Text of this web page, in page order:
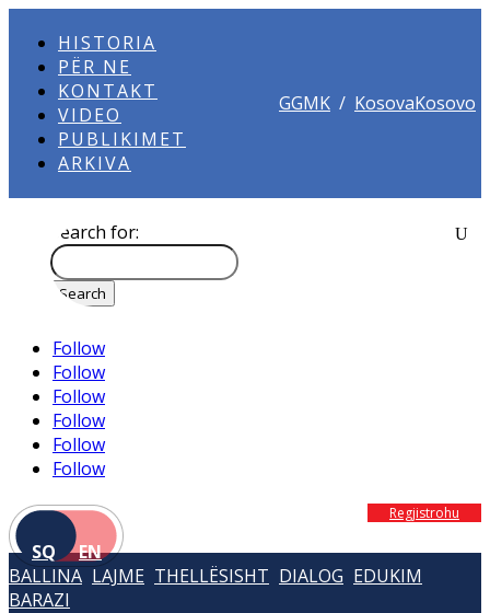
HISTORIA
PËR NE
KONTAKT
VIDEO
PUBLIKIMET
ARKIVA
GGMK / KosovaKosovo
Search for:
Follow
Follow
Follow
Follow
Follow
Follow
SQ EN
Regjistrohu
BALLINA LAJME THELLËSISHT DIALOG EDUKIM
BARAZI